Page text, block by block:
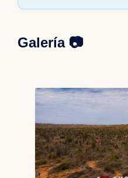
Galería 📷